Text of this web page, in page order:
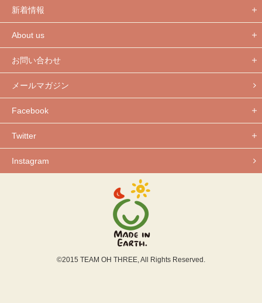
新着情報
About us
お問い合わせ
メールマガジン
Facebook
Twitter
Instagram
©2015 TEAM OH THREE, All Rights Reserved.